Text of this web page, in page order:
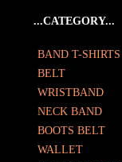
...CATEGORY...
BAND T-SHIRTS
BELT
WRISTBAND
NECK BAND
BOOTS BELT
WALLET